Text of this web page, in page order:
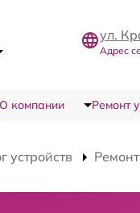
ул.
Адрес
О компании Ремонт
устройств